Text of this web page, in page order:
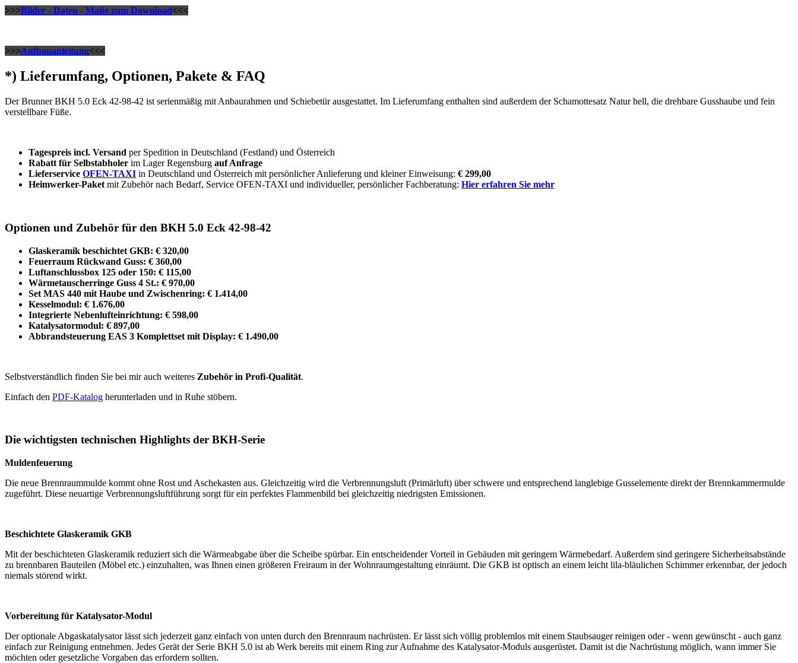
>>>Bilder - Daten - Maße zum Download<<<
>>>Aufbauanleitung<<<
*) Lieferumfang, Optionen, Pakete & FAQ
Der Brunner BKH 5.0 Eck 42-98-42 ist serienmäßig mit Anbaurahmen und Schiebetür ausgestattet. Im Lieferumfang enthalten sind außerdem der Schamottesatz Natur hell, die drehbare Gusshaube und fein
verstellbare Füße.
Tagespreis incl. Versand per Spedition in Deutschland (Festland) und Österreich
Rabatt für Selbstabholer im Lager Regensburg auf Anfrage
Lieferservice OFEN-TAXI in Deutschland und Österreich mit persönlicher Anlieferung und kleiner Einweisung: € 299,00
Heimwerker-Paket mit Zubehör nach Bedarf, Service OFEN-TAXI und individueller, persönlicher Fachberatung: Hier erfahren Sie mehr
Optionen und Zubehör für den BKH 5.0 Eck 42-98-42
Glaskeramik beschichtet GKB: € 320,00
Feuerraum Rückwand Guss: € 360,00
Luftanschlussbox 125 oder 150: € 115,00
Wärmetauscherringe Guss 4 St.: € 970,00
Set MAS 440 mit Haube und Zwischenring: € 1.414,00
Kesselmodul: € 1.676,00
Integrierte Nebenlufteinrichtung: € 598,00
Katalysatormodul: € 897,00
Abbrandsteuerung EAS 3 Komplettset mit Display: € 1.490,00
Selbstverständlich finden Sie bei mir auch weiteres Zubehör in Profi-Qualität.
Einfach den PDF-Katalog herunterladen und in Ruhe stöbern.
Die wichtigsten technischen Highlights der BKH-Serie
Muldenfeuerung
Die neue Brennraummulde kommt ohne Rost und Aschekasten aus. Gleichzeitig wird die Verbrennungsluft (Primärluft) über schwere und entsprechend langlebige Gusselemente direkt der Brennkammermulde
zugeführt. Diese neuartige Verbrennungsluftführung sorgt für ein perfektes Flammenbild bei gleichzeitig niedrigsten Emissionen.
Beschichtete Glaskeramik GKB
Mit der beschichteten Glaskeramik reduziert sich die Wärmeabgabe über die Scheibe spürbar. Ein entscheidender Vorteil in Gebäuden mit geringem Wärmebedarf. Außerdem sind geringere Sicherheitsabstände
zu brennbaren Bauteilen (Möbel etc.) einzuhalten, was Ihnen einen größeren Freiraum in der Wohnraumgestaltung einräumt. Die GKB ist optisch an einem leicht lila-bläulichen Schimmer erkennbar, der jedoch
niemals störend wirkt.
Vorbereitung für Katalysator-Modul
Der optionale Abgaskatalysator lässt sich jederzeit ganz einfach von unten durch den Brennraum nachrüsten. Er lässt sich völlig problemlos mit einem Staubsauger reinigen oder - wenn gewünscht - auch ganz
einfach zur Reinigung entnehmen. Jedes Gerät der Serie BKH 5.0 ist ab Werk bereits mit einem Ring zur Aufnahme des Katalysator-Moduls ausgerüstet. Damit ist die Nachrüstung möglich, wann immer Sie
möchten oder gesetzliche Vorgaben das erfordern sollten.